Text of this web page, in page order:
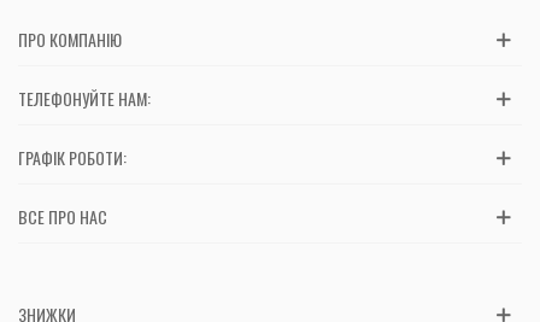
ПРО КОМПАНІЮ
ТЕЛЕФОНУЙТЕ НАМ:
ГРАФІК РОБОТИ:
ВСЕ ПРО НАС
ЗНИЖКИ